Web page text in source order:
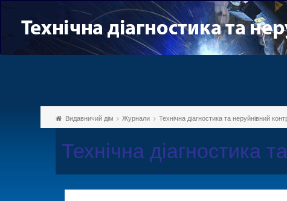
Видавничий дім Журнали Технічна діагностика та неруйнівний
Технічна діагностика